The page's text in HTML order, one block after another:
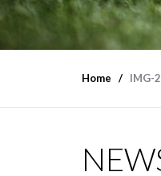
Home IMG-